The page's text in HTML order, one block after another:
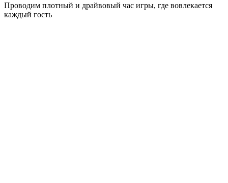
Проводим плотный и драйвовый час игры, где вовлекается
каждый гость